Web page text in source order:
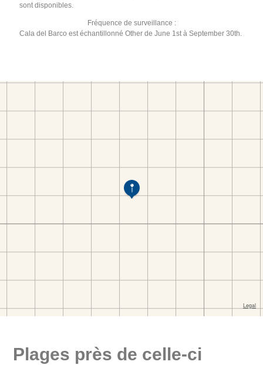
sont disponibles.
Fréquence de surveillance :
Cala del Barco est échantillonné Other de June 1st à September 30th.
Plages près de celle-ci